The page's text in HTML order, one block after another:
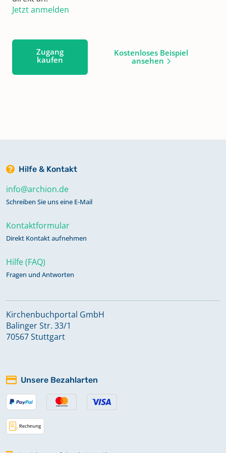
Jetzt anmelden
Zugang
kaufen
Kostenloses Beispiel
ansehen
Hilfe & Kontakt
info@archion.de
Schreiben Sie uns eine E-Mail
Kontaktformular
Direkt Kontakt aufnehmen
Hilfe (FAQ)
Fragen und Antworten
Kirchenbuchportal GmbH
Balinger Str. 33/1
70567 Stuttgart
Unsere Bezahlarten